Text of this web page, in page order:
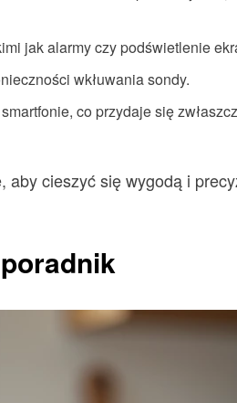
jak alarmy czy podświetlenie
wkłuwania sondy.
co przydaje się
cieszyć się wygodą i